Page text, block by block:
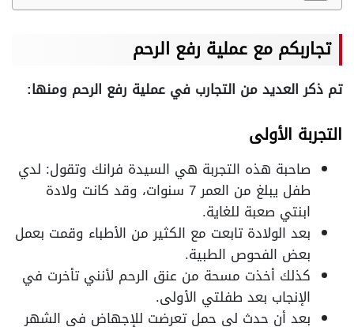
تجاربكم مع عملية رفع الرحم
تم ذكر العديد من التجارب في عملية رفع الرحم ومنها:
التجربة الأولى
صاحبة هذه التجربة هي السيدة فرانك وتقول: لدي
طفل يبلغ من العمر 7 سنوات، وقد كانت ولادة
ابنتي صعبة للغاية.
بعد الولادة تابعت مع الكثير من الأطباء وقمت بعمل
بعض الفحوص الطبية.
كذلك أخذت مسحة من عنق الرحم لأنني تأخرت في
الإنجاب بعد طفلتي الأولى.
بعد أن حدث لي حمل تعرضت للإجهاض في الشهر